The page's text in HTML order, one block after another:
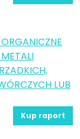
LUB
Kup raport